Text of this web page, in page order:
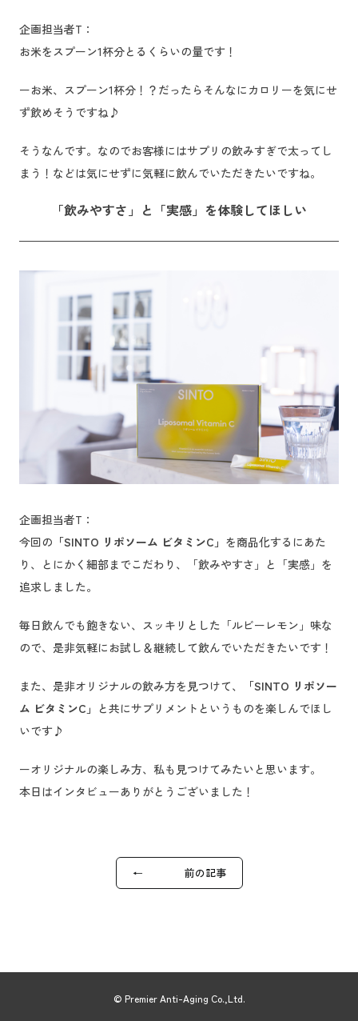
企画担当者T：
お米をスプーン1杯分とるくらいの量です！
ーお米、スプーン1杯分！？だったらそんなにカロリーを気にせ
ず飲めそうですね♪
そうなんです。なのでお客様にはサプリの飲みすぎで太ってし
まう！などは気にせずに気軽に飲んでいただきたいですね。
「飲みやすさ」と「実感」を体験してほしい
企画担当者T：
今回の 「SINTO リポソーム ビタミンC」 を商品化するにあた
り、とにかく細部までこだわり、「飲みやすさ」と「実感」を
追求しました。
毎日飲んでも飽きない、スッキリとした「ルビーレモン」味な
ので、是非気軽にお試し＆継続して飲んでいただきたいです！
また、是非オリジナルの飲み方を見つけて、
「SINTO リポソー
ム ビタミンC」 と共にサプリメントというものを楽しんでほし
いです♪
ーオリジナルの楽しみ方、私も見つけてみたいと思います。
本日はインタビューありがとうございました！
← 前の記事
© Premier Anti-Aging Co.,Ltd.